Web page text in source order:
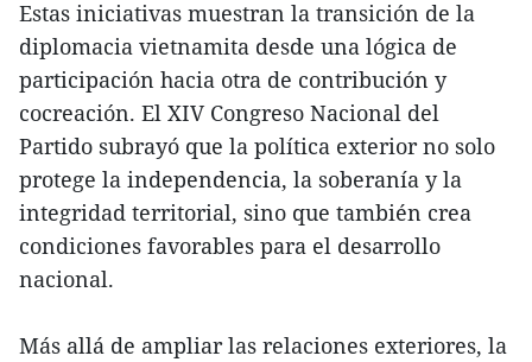
Estas iniciativas muestran la transición de la
diplomacia vietnamita desde una lógica de
participación hacia otra de contribución y
cocreación. El XIV Congreso Nacional del
Partido subrayó que la política exterior no solo
protege la independencia, la soberanía y la
integridad territorial, sino que también crea
condiciones favorables para el desarrollo
nacional.
Más allá de ampliar las relaciones exteriores, la